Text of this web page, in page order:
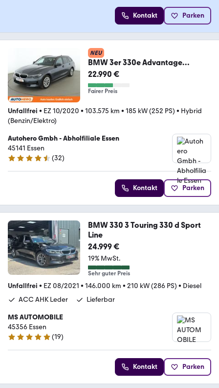
Kontakt Parken
NEU
BMW 3er 330e Advantage
Aut.*LED*NAVI*TEMPO*CAM*PD
C*
22.990 €
Fairer Preis
Unfallfrei • EZ 10/2020 • 103.575 km • 185 kW (252 PS) • Hybrid
(Benzin/Elektro)
Autohero Gmbh - Abholfiliale Essen
45141 Essen
4.7 Sterne
(32)
Kontakt Parken
BMW 330 3 Touring 330 d Sport
Line
24.999 €
19% MwSt.
Sehr guter Preis
Unfallfrei • EZ 08/2021 • 146.000 km • 210 kW (286 PS) • Diesel
ACC AHK Leder
Lieferbar
MS AUTOMOBILE
45356 Essen
4.8 Sterne
(19)
Kontakt Parken